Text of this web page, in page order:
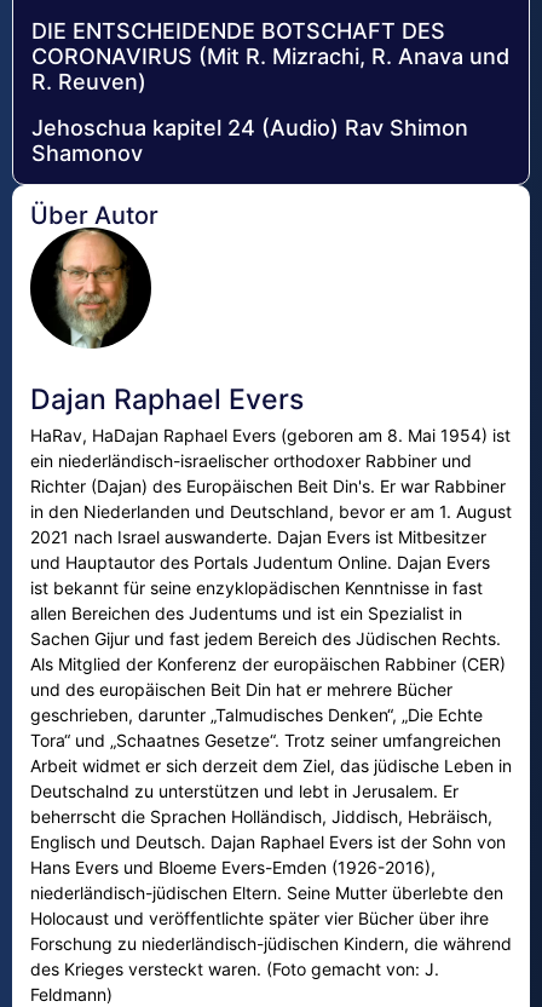
DIE ENTSCHEIDENDE BOTSCHAFT DES
CORONAVIRUS (Mit R. Mizrachi, R. Anava und
R. Reuven)
Jehoschua kapitel 24 (Audio) Rav Shimon
Shamonov
Über Autor
Dajan Raphael Evers
HaRav, HaDajan Raphael Evers (geboren am 8. Mai 1954) ist
ein niederländisch-israelischer orthodoxer Rabbiner und
Richter (Dajan) des Europäischen Beit Din's. Er war Rabbiner
in den Niederlanden und Deutschland, bevor er am 1. August
2021 nach Israel auswanderte. Dajan Evers ist Mitbesitzer
und Hauptautor des Portals Judentum Online. Dajan Evers
ist bekannt für seine enzyklopädischen Kenntnisse in fast
allen Bereichen des Judentums und ist ein Spezialist in
Sachen Gijur und fast jedem Bereich des Jüdischen Rechts.
Als Mitglied der Konferenz der europäischen Rabbiner (CER)
und des europäischen Beit Din hat er mehrere Bücher
geschrieben, darunter „Talmudisches Denken“, „Die Echte
Tora“ und „Schaatnes Gesetze“. Trotz seiner umfangreichen
Arbeit widmet er sich derzeit dem Ziel, das jüdische Leben in
Deutschalnd zu unterstützen und lebt in Jerusalem. Er
beherrscht die Sprachen Holländisch, Jiddisch, Hebräisch,
Englisch und Deutsch. Dajan Raphael Evers ist der Sohn von
Hans Evers und Bloeme Evers-Emden (1926-2016),
niederländisch-jüdischen Eltern. Seine Mutter überlebte den
Holocaust und veröffentlichte später vier Bücher über ihre
Forschung zu niederländisch-jüdischen Kindern, die während
des Krieges versteckt waren. (Foto gemacht von: J.
Feldmann)